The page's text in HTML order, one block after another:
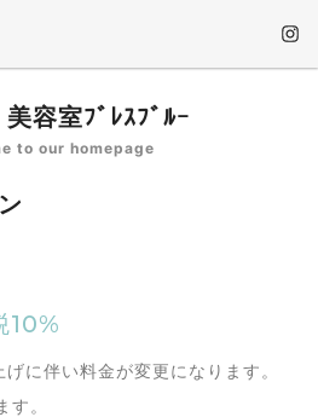
容室ﾌﾞﾚｽﾌﾞﾙｰ
to our homepage
10%
に伴い料金が変更になります。
。